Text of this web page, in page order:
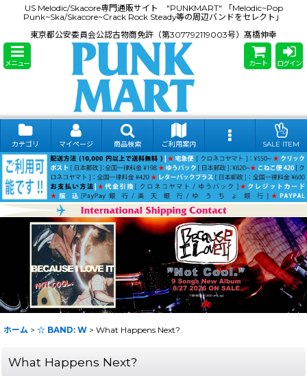
US Melodic/Skacore専門通販サイト "PUNKMART" 「Melodic~Pop
Punk~Ska/Skacore~Crack Rock Steady等の周辺バンドをセレクト」
東京都公安委員会公認古物商免許（第307792119003号）髙橋伸幸
メニュー カート ログイン
カテゴリ マイページ 商品検索 ご利用案内 SALE ITEM
ホーム > ☆ BAND: W > What Happens Next?
What Happens Next?